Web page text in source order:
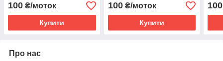
100 ₴/моток
Купити
100₴/моток
Купити
100
Про нас